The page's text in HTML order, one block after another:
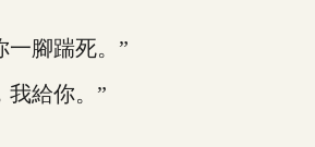
腳踹死。”
給你。”